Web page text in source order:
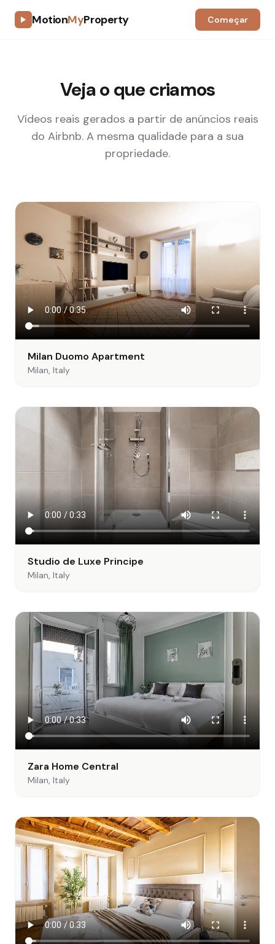
MotionMyProperty Começar
Veja o que criamos
Vídeos reais gerados a partir de anúncios reais
do Airbnb. A mesma qualidade para a sua
propriedade.
Milan Duomo Apartment
Milan, Italy
Studio de Luxe Principe
Milan, Italy
Zara Home Central
Milan, Italy